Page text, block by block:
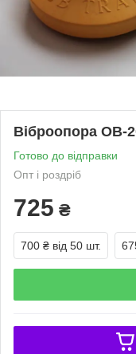
Віброопора ОВ-
Готово до відправки
Опт і роздріб
725 ₴
700 ₴ від 50 шт.